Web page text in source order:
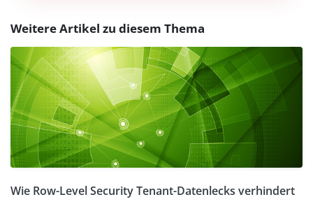
Weitere Artikel zu diesem Thema
Wie Row-Level Security Tenant-Datenlecks verhindert